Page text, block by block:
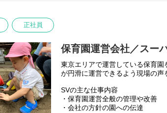
埼玉エリアの保育園
・フェリーチェ 鳩ヶ谷園
・フェリーチェ 東川口園
・フェリーチェ 蕨園
・フェリーチェ 和光園
・フェリーチェ 和光Ⅱ園
・フェリーチェ 朝霞園
正社員
保育園運営会社／スー
東京エリアで運営している保育
が円滑に運営できるよう現場の声
SVの主な仕事内容
・保育園運営全般の管理や改善
・会社の方針の園への伝達